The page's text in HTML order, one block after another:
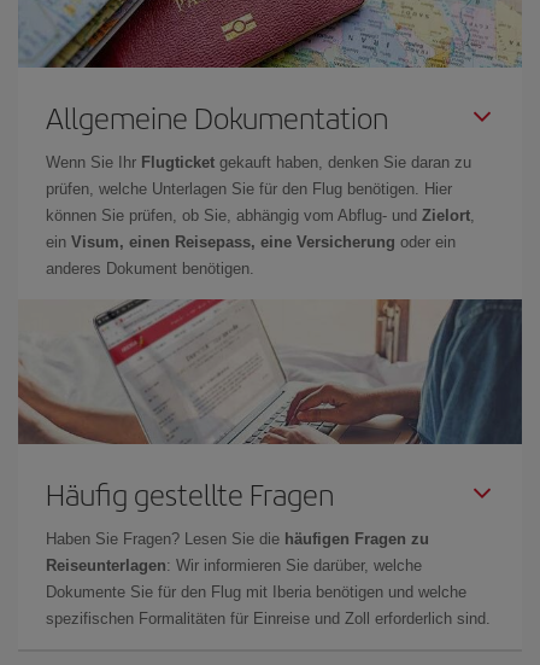
Allgemeine Dokumentation
Wenn Sie Ihr Flugticket gekauft haben, denken Sie daran zu
prüfen, welche Unterlagen Sie für den Flug benötigen. Hier
können Sie prüfen, ob Sie, abhängig vom Abflug- und Zielort,
ein Visum, einen Reisepass, eine Versicherung oder ein
anderes Dokument benötigen.
Häufig gestellte Fragen
Haben Sie Fragen? Lesen Sie die häufigen Fragen zu
Reiseunterlagen: Wir informieren Sie darüber, welche
Dokumente Sie für den Flug mit Iberia benötigen und welche
spezifischen Formalitäten für Einreise und Zoll erforderlich sind.